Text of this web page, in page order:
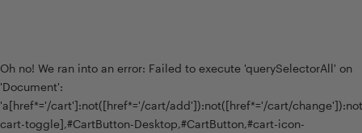
Oh no! We ran into an error: Failed to execute 'querySelectorAll' on
'Document':
'a[href*='/cart']:not([href*='/cart/add']):not([href*='/cart/
cart-toggle],#CartButton-Desktop,#CartButton,#cart-icon-